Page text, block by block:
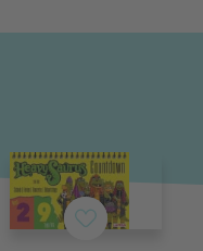
Merkzettel